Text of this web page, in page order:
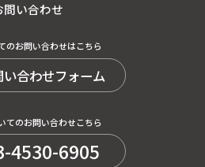
問い合わせ
のお問い合わせはこちら
い合わせフォーム
てのお問い合わせこちら
4530-6905